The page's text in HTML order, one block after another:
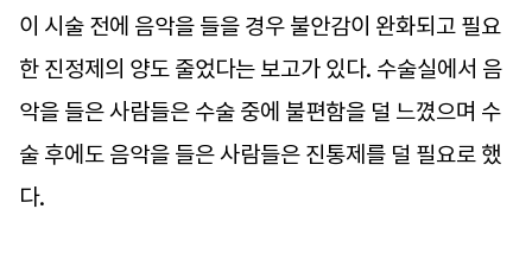
이 시술 전에 음악을 들을 경우 불안감이 완화되고 필요
한 진정제의 양도 줄었다는 보고가 있다. 수술실에서 음
악을 들은 사람들은 수술 중에 불편함을 덜 느꼈으며 수
술 후에도 음악을 들은 사람들은 진통제를 덜 필요로 했
다.